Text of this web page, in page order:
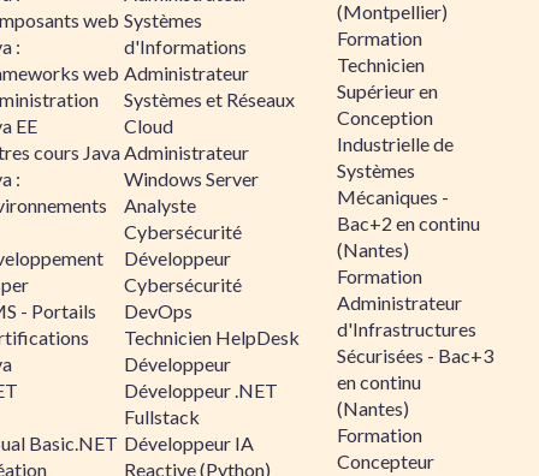
web
:
web
EE
cours Java
:
- Portails
Basic.NET
Systèmes
d'Informations
Administrateur
Systèmes et Réseaux
Cloud
Administrateur
Windows Server
Analyste
Cybersécurité
Développeur
Cybersécurité
DevOps
Technicien HelpDesk
Développeur
Développeur .NET
Fullstack
Développeur IA
Reactive (Python)
(Montpellier)
Formation
Technicien
Supérieur en
Conception
Industrielle de
Systèmes
Mécaniques -
Bac+2 en continu
(Nantes)
Formation
Administrateur
d'Infrastructures
Sécurisées - Bac+3
en continu
(Nantes)
Formation
Concepteur